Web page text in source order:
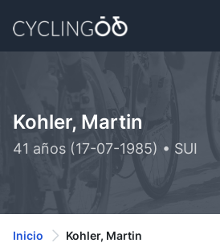
Kohler, Martin
41 años (17-07-1985) • SUI
Inicio Kohler, Martin